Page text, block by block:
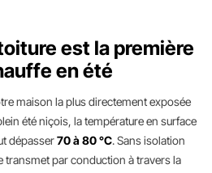
est la première
en été
maison la plus directement exposée
été niçois, la température en surface
dépasser70 à 80 °C. Sans isolation
transmet par conduction à travers la